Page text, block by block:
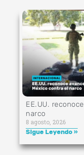
EE.UU.
narco
8 agosto, 2026
Sigue Leyendo »